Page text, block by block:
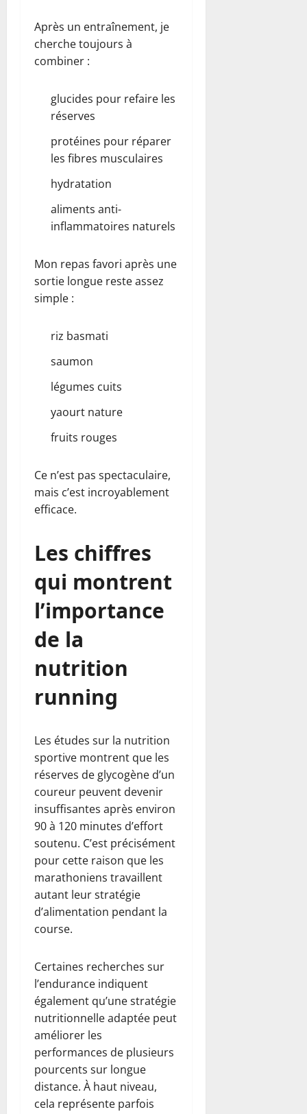
Après un entraînement, je
cherche toujours à
combiner :
glucides pour refaire les
réserves
protéines pour réparer
les fibres musculaires
hydratation
aliments anti-
inflammatoires naturels
Mon repas favori après une
sortie longue reste assez
simple :
riz basmati
saumon
légumes cuits
yaourt nature
fruits rouges
Ce n’est pas spectaculaire,
mais c’est incroyablement
efficace.
Les chiffres
qui montrent
l’importance
de la
nutrition
running
Les études sur la nutrition
sportive montrent que les
réserves de glycogène d’un
coureur peuvent devenir
insuffisantes après environ
90 à 120 minutes d’effort
soutenu. C’est précisément
pour cette raison que les
marathoniens travaillent
autant leur stratégie
d’alimentation pendant la
course.
Certaines recherches sur
l’endurance indiquent
également qu’une stratégie
nutritionnelle adaptée peut
améliorer les
performances de plusieurs
pourcents sur longue
distance. À haut niveau,
cela représente parfois